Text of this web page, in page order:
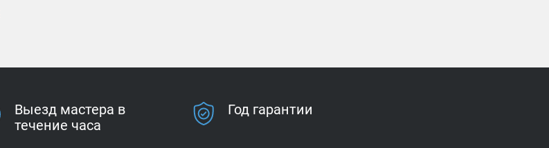
Выезд мастера в
течение часа
Год гарантии